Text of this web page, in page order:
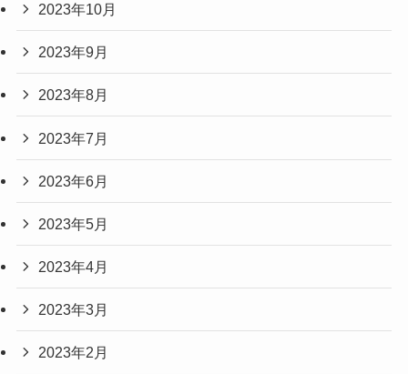
2023年10月
2023年9月
2023年8月
2023年7月
2023年6月
2023年5月
2023年4月
2023年3月
2023年2月